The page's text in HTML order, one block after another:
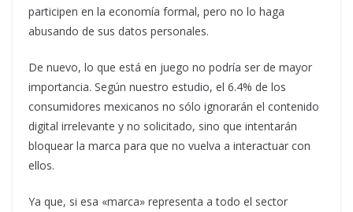
participen en la economía formal, pero no lo haga
abusando de sus datos personales.
De nuevo, lo que está en juego no podría ser de mayor
importancia. Según nuestro estudio, el 6.4% de los
consumidores mexicanos no sólo ignorarán el contenido
digital irrelevante y no solicitado, sino que intentarán
bloquear la marca para que no vuelva a interactuar con
ellos.
Ya que, si esa «marca» representa a todo el sector